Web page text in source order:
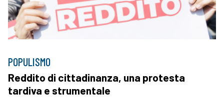
POPULISMO
Reddito di cittadinanza, una protesta
tardiva e strumentale